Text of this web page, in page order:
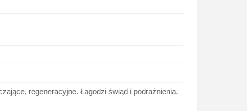
regeneracyjne. Łagodzi świąd i podrażnienia.